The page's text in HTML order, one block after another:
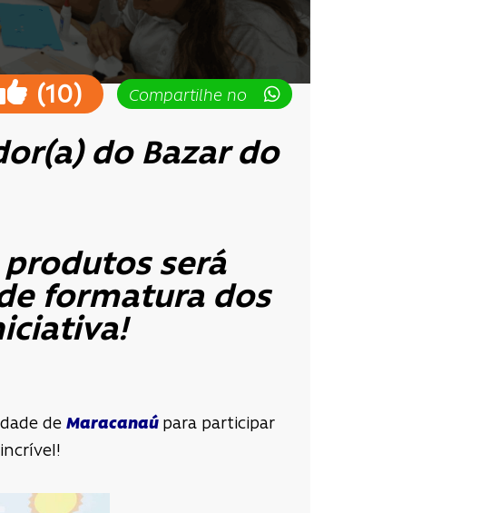
Compartilhe no
(10)
do Bazar do
será
formatura dos
de Maracanaú para participar